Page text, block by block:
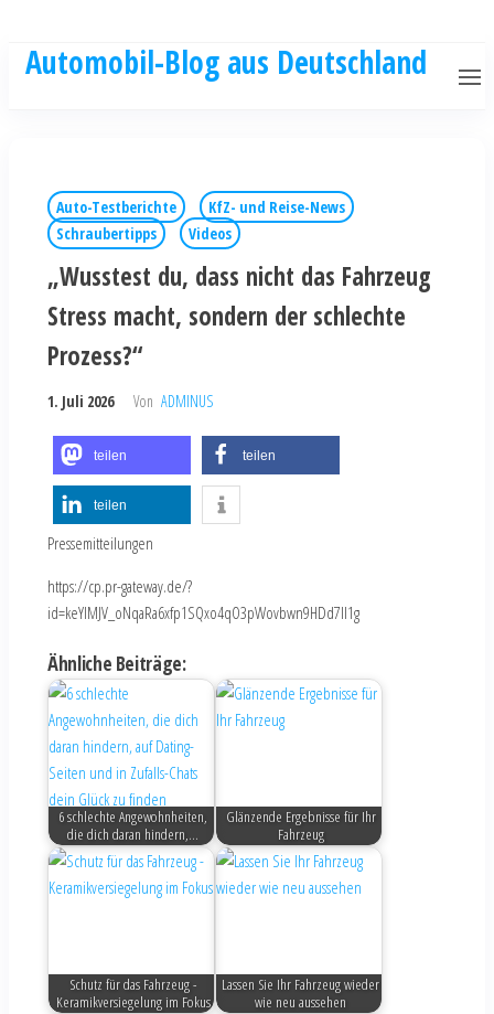
Automobil-Blog aus Deutschland
Auto-Testberichte
KfZ- und Reise-News
Schraubertipps
Videos
„Wusstest du, dass nicht das Fahrzeug
Stress macht, sondern der schlechte
Prozess?“
1. Juli 2026 Von ADMINUS
teilen teilen
teilen
Pressemitteilungen
https://cp.pr-gateway.de/?
id=keYlMJV_oNqaRa6xfp1SQxo4qO3pWovbwn9HDd7Il1g
Ähnliche Beiträge:
6 schlechte Angewohnheiten,
die dich daran hindern,…
Glänzende Ergebnisse für Ihr
Fahrzeug
Schutz für das Fahrzeug -
Keramikversiegelung im Fokus
Lassen Sie Ihr Fahrzeug wieder
wie neu aussehen